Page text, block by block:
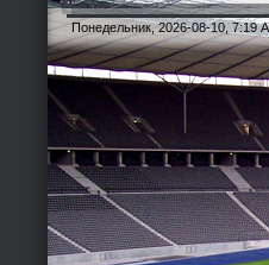
Понедельник, 2026-08-10, 7:19